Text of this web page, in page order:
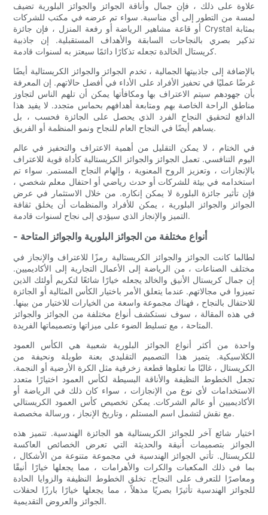
علاوة على ذلك ، فإن جمال وأناقة الجوائز والجوائز البلورية تضيف
لمسة من التطور إلى أي مناسبة. سواء تم عرضه في مكتب للشركات
أو قاعة مشاهير الرياضة أو رفعة المنزل ، فإن جائزة Crystal بمثابة
تذكير بصري بالنجاحات السابقة والأهداف المستقبلية. إن جاذبية
كريستال الخالدة تجعله تذكارًا دائمًا سيعتز به لسنوات قادمة.
بالإضافة إلى جاذبيتها الجمالية ، تخدم الجوائز والجوائز الكريستالية أيضًا
غرضًا عمليًا في تحفيز الأفراد على الأداء في أفضل حالاتهم. إن المعرفة
بأن جهودهم سيتم الاعتراف بها ومكافأتها يمكن أن تلهم الناس لتجاوز
مناطق الراحة الخاصة بهم ومتابعة أهدافهم بحماس متجدد. لا يفيد هذا
الدافع لتحقيق النجاح الفرد الذي يحصل على الجائزة فحسب ، بل
يساهم أيضًا في النجاح العام للنجاح ونمو المنظمة أو الفريق.
في الختام ، لا يمكن التقليل من أهمية الاعتراف والتحفيز في عالم
اليوم التنافسي. تعمل الجوائز والجوائز الكريستالية كأداة قوية للاعتراف
بالإنجازات ، وتعزيز الروح المعنوية ، وإلهام النجاح المستمر. سواء تم
استخدامه في بيئة للشركات أو حدث رياضي أو احتفال معلم شخصي ،
فإن تأثير جائزة البلورة لا يمكن إنكاره. من خلال الاستثمار في عرض
الجوائز والجوائز البلورية ، يمكن للأفراد والمنظمات أن يخلق ثقافة
التميز والإنجاز الذي سيؤدي إلى نجاح لسنوات قادمة.
- أنواع مختلفة من الجوائز البلورية والجوائز المتاحة
لطالما كانت الجوائز والجوائز الكريستالية رمزًا للاعتراف والإنجاز في
مختلف الصناعات ، من الرياضة إلى الأعمال التجارية إلى الأكاديميين.
إن جمال كريستال الأنيق والخالد يجعله خيارًا شائعًا لتكريم أولئك الذين
تميزوا في مجالاتهم. عندما يتعلق الأمر باختيار الكأس المثالية أو الجائزة
للاحتفال بالنجاح ، فهناك مجموعة واسعة من الخيارات للاختيار من بينها.
في هذه المقالة ، سوف نستكشف أنواع مختلفة من الجوائز والجوائز
المتاحة ، مع تسليط الضوء على ميزاتها وتصميماتها الفريدة.
واحدة من أكثر أنواع الجوائز البلورية شعبية هي الكأس العمود
الكلاسيكية. يتميز هذا التصميم التقليدي بعنة طويلة ونحيفة من
الكريستال ، غالبًا ما تعلوها قطعة زخرفية مثل الكرة الأرضية أو النجمة.
تجعل الخطوط النظيفة والأناقة البسيطة لكأس العمود اختيارًا متعدد
الاستخدامات لأي نوع من الإنجازات ، سواء كان ذلك في الرياضة أو
الأكاديميين أو عالم الشركات. يمكن تخصيص كأس العمود الكريستالي
مع نقش لتشمل اسم المستلم ، وتاريخ الإنجاز ، ورسالة مخصصة.
اختيار شائع آخر للجوائز الكريستالية هو الجائزة الهندسية. تتميز هذه
الجوائز بتصميمات أنيقة والحديثة التي تعرض الخصائص العاكسة
للكريستال. تأتي الجوائز الهندسية في مجموعة متنوعة من الأشكال ،
بما في ذلك المكعبات والكرات والأهرامات ، مما يجعلها خيارًا أنيقًا
ومعاصرًا للتعرف على النجاح. تخلق الخطوط النظيفة والزوايا الحادة
للجوائز الهندسية تأثيرًا بصريًا مذهلاً ، مما يجعلها خيارًا بارزًا لحفلات
الجوائز والعروض التقديمية.